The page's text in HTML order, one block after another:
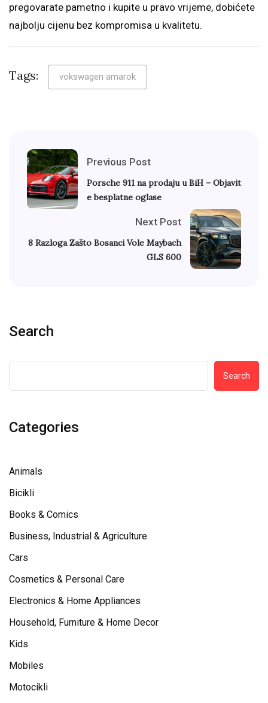
pregovarate pametno i kupite u pravo vrijeme, dobićete
najbolju cijenu bez kompromisa u kvalitetu.
Tags: vokswagen amarok
Previous Post
Porsche 911 na prodaju u BiH – Objavit
e besplatne oglase
Next Post
8 Razloga Zašto Bosanci Vole Maybach
GLS 600
Search
Search
Categories
Animals
Bicikli
Books & Comics
Business, Industrial & Agriculture
Cars
Cosmetics & Personal Care
Electronics & Home Appliances
Household, Furniture & Home Decor
Kids
Mobiles
Motocikli